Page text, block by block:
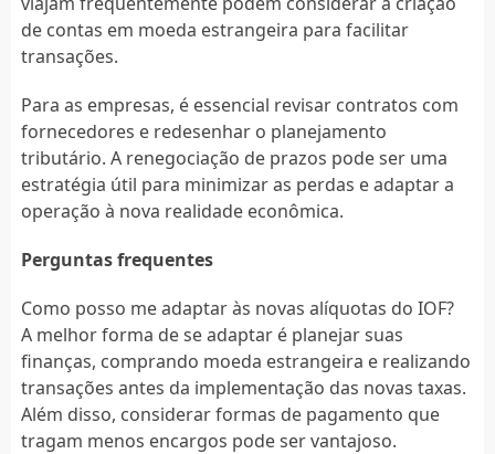
de contas em moeda estrangeira para facilitar
transações.
Para as empresas, é essencial revisar contratos com
fornecedores e redesenhar o planejamento
tributário. A renegociação de prazos pode ser uma
estratégia útil para minimizar as perdas e adaptar a
operação à nova realidade econômica.
Perguntas frequentes
Como posso me adaptar às novas alíquotas do IOF?
A melhor forma de se adaptar é planejar suas
finanças, comprando moeda estrangeira e realizando
transações antes da implementação das novas taxas.
Além disso, considerar formas de pagamento que
tragam menos encargos pode ser vantajoso.